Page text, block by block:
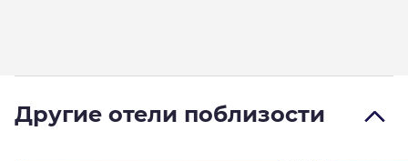
Другие отели поблизости